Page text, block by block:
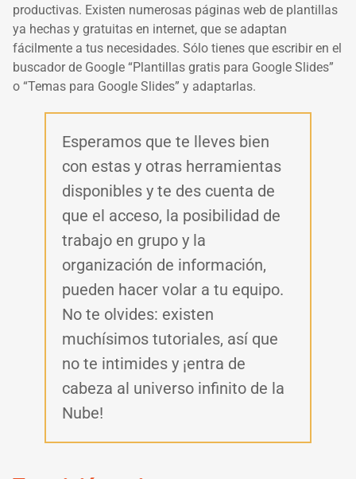
productivas. Existen numerosas páginas web de plantillas
ya hechas y gratuitas en internet, que se adaptan
fácilmente a tus necesidades. Sólo tienes que escribir en el
buscador de Google “Plantillas gratis para Google Slides”
o “Temas para Google Slides” y adaptarlas.
Esperamos que te lleves bien
con estas y otras herramientas
disponibles y te des cuenta de
que el acceso, la posibilidad de
trabajo en grupo y la
organización de información,
pueden hacer volar a tu equipo.
No te olvides: existen
muchísimos tutoriales, así que
no te intimides y ¡entra de
cabeza al universo infinito de la
Nube!